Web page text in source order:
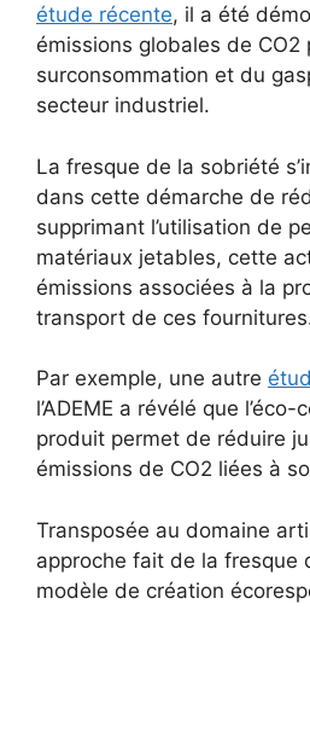
étude récente, il a été
émissions globales de CO2
surconsommation et du
secteur industriel.
La fresque de la sobriété
dans cette démarche de
supprimant l’utilisation de
matériaux jetables, cette
émissions associées à la
transport de ces
Par exemple, une autre
l’ADEME a révélé que l’éco-
produit permet de réduire
émissions de CO2 liées à
Transposée au domaine
approche fait de la fresque
modèle de création